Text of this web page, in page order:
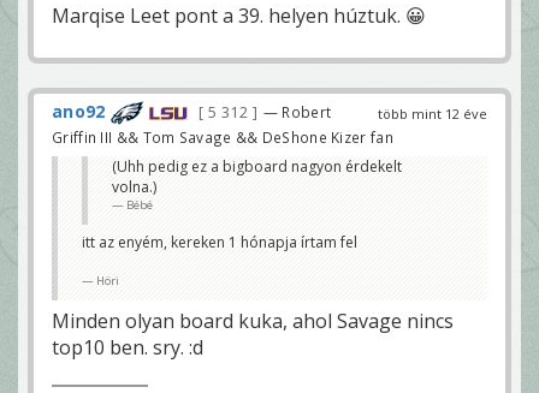
Marqise Leet pont a 39. helyen húztuk. 😀
több mint 12 éve
ano92 5 312
— Robert
Griffin III && Tom Savage && DeShone Kizer fan
(Uhh pedig ez a bigboard nagyon érdekelt
volna.)
Bébé
itt az enyém, kereken 1 hónapja írtam fel
Höri
Minden olyan board kuka, ahol Savage nincs
top10 ben. sry. :d